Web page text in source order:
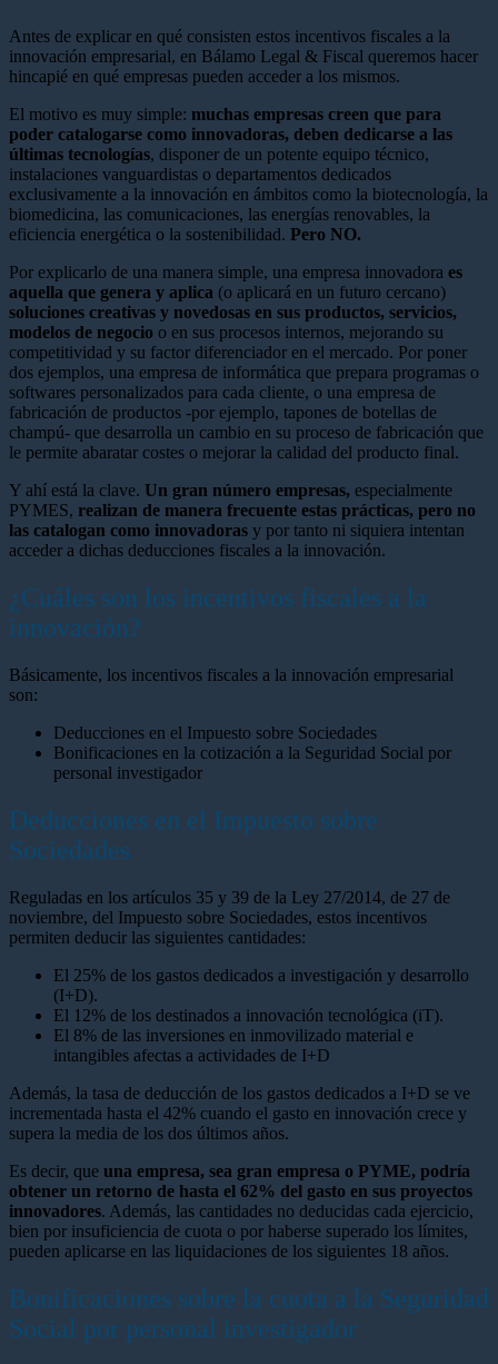
Antes de explicar en qué consisten estos incentivos fiscales a la
innovación empresarial, en Bálamo Legal & Fiscal queremos hacer
hincapié en qué empresas pueden acceder a los mismos.
El motivo es muy simple: muchas empresas creen que para
poder catalogarse como innovadoras, deben dedicarse a las
últimas tecnologías, disponer de un potente equipo técnico,
instalaciones vanguardistas o departamentos dedicados
exclusivamente a la innovación en ámbitos como la biotecnología, la
biomedicina, las comunicaciones, las energías renovables, la
eficiencia energética o la sostenibilidad. Pero NO.
Por explicarlo de una manera simple, una empresa innovadora es
aquella que genera y aplica (o aplicará en un futuro cercano)
soluciones creativas y novedosas en sus productos, servicios,
modelos de negocio o en sus procesos internos, mejorando su
competitividad y su factor diferenciador en el mercado. Por poner
dos ejemplos, una empresa de informática que prepara programas o
softwares personalizados para cada cliente, o una empresa de
fabricación de productos -por ejemplo, tapones de botellas de
champú- que desarrolla un cambio en su proceso de fabricación que
le permite abaratar costes o mejorar la calidad del producto final.
Y ahí está la clave. Un gran número empresas, especialmente
PYMES, realizan de manera frecuente estas prácticas, pero no
las catalogan como innovadoras y por tanto ni siquiera intentan
acceder a dichas deducciones fiscales a la innovación.
¿Cuáles son los incentivos fiscales a la
innovación?
Básicamente, los incentivos fiscales a la innovación empresarial
son:
Deducciones en el Impuesto sobre Sociedades
Bonificaciones en la cotización a la Seguridad Social por
personal investigador
Deducciones en el Impuesto sobre
Sociedades
Reguladas en los artículos 35 y 39 de la Ley 27/2014, de 27 de
noviembre, del Impuesto sobre Sociedades, estos incentivos
permiten deducir las siguientes cantidades:
El 25% de los gastos dedicados a investigación y desarrollo
(I+D).
El 12% de los destinados a innovación tecnológica (iT).
El 8% de las inversiones en inmovilizado material e
intangibles afectas a actividades de I+D
Además, la tasa de deducción de los gastos dedicados a I+D se ve
incrementada hasta el 42% cuando el gasto en innovación crece y
supera la media de los dos últimos años.
Es decir, que una empresa, sea gran empresa o PYME, podría
obtener un retorno de hasta el 62% del gasto en sus proyectos
innovadores. Además, las cantidades no deducidas cada ejercicio,
bien por insuficiencia de cuota o por haberse superado los límites,
pueden aplicarse en las liquidaciones de los siguientes 18 años.
Bonificaciones sobre la cuota a la Seguridad
Social por personal investigador